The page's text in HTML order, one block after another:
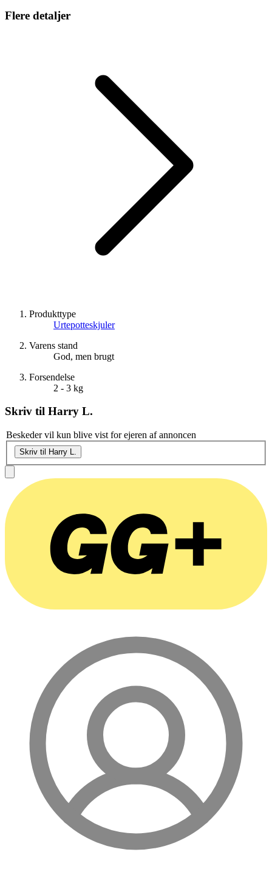
Flere detaljer
Produkttype
Urtepotteskjuler
Varens stand
God, men brugt
Forsendelse
2 - 3 kg
Skriv til Harry L.
Beskeder vil kun blive vist for ejeren af annoncen
Skriv til Harry L.